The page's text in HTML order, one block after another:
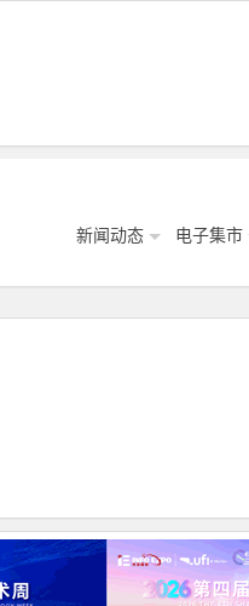
新闻动态 电子集市